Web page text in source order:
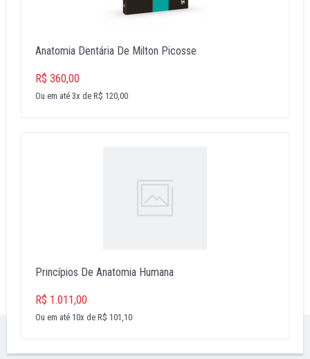
Anatomia Dentária De Milton Picosse
R$ 360,00
Ou em até 3x de R$ 120,00
Princípios De Anatomia Humana
R$ 1.011,00
Ou em até 10x de R$ 101,10